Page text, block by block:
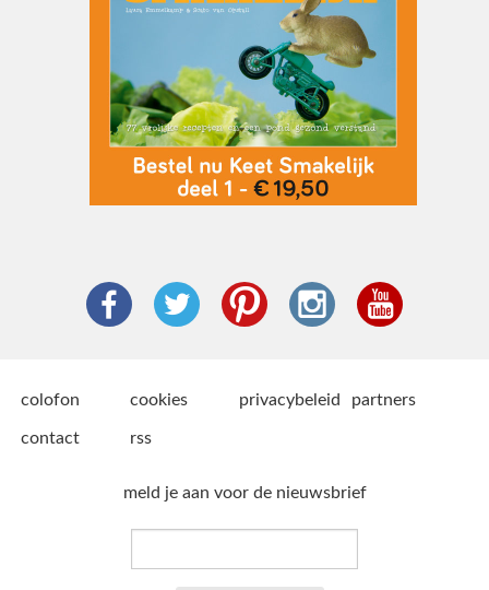
colofon cookies privacybeleid partners
contact rss
meld je aan voor de nieuwsbrief